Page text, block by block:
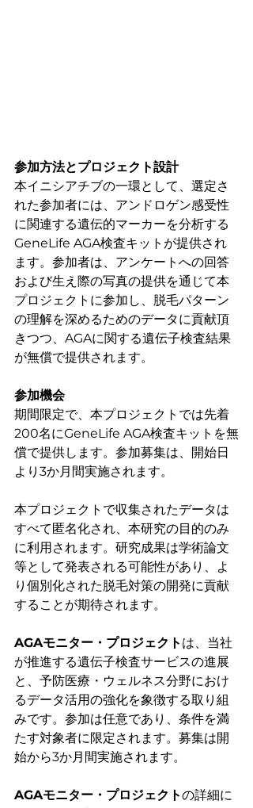
参加方法とプロジェクト設計
本イニシアチブの一環として、選定さ
れた参加者には、アンドロゲン感受性
に関連する遺伝的マーカーを分析する
GeneLife AGA検査キットが提供され
ます。参加者は、アンケートへの回答
および生え際の写真の提供を通じて本
プロジェクトに参加し、脱毛パターン
の理解を深めるためのデータに貢献頂
きつつ、AGAに関する遺伝子検査結果
が無償で提供されます。
参加機会
期間限定で、本プロジェクトでは先着
200名にGeneLife AGA検査キットを無
償で提供します。参加募集は、開始日
より3か月間実施されます。
本プロジェクトで収集されたデータは
すべて匿名化され、本研究の目的のみ
に利用されます。研究成果は学術論文
等として発表される可能性があり、よ
り個別化された脱毛対策の開発に貢献
することが期待されます。
AGAモニター・プロジェクト は、当社
が推進する遺伝子検査サービスの進展
と、予防医療・ウェルネス分野におけ
るデータ活用の強化を象徴する取り組
みです。参加は任意であり、条件を満
たす対象者に限定されます。募集は開
始から3か月間実施されます。
AGAモニター・プロジェクトの詳細に